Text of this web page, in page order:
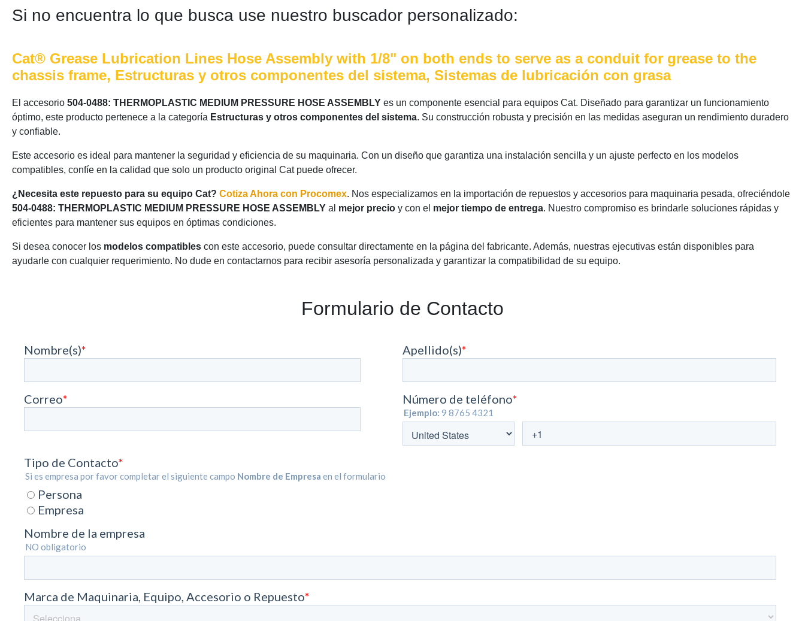
Si no encuentra lo que busca use nuestro buscador personalizado:
Cat® Grease Lubrication Lines Hose Assembly with 1/8" on both ends to serve as a conduit for grease to the
chassis frame, Estructuras y otros componentes del sistema, Sistemas de lubricación con grasa
El accesorio 504-0488: THERMOPLASTIC MEDIUM PRESSURE HOSE ASSEMBLY es un componente esencial para equipos Cat. Diseñado para garantizar un funcionamiento
óptimo, este producto pertenece a la categoría Estructuras y otros componentes del sistema. Su construcción robusta y precisión en las medidas aseguran un rendimiento duradero
y confiable.
Este accesorio es ideal para mantener la seguridad y eficiencia de su maquinaria. Con un diseño que garantiza una instalación sencilla y un ajuste perfecto en los modelos
compatibles, confíe en la calidad que solo un producto original Cat puede ofrecer.
¿Necesita este repuesto para su equipo Cat? Cotiza Ahora con Procomex. Nos especializamos en la importación de repuestos y accesorios para maquinaria pesada, ofreciéndole
504-0488: THERMOPLASTIC MEDIUM PRESSURE HOSE ASSEMBLY al mejor precio y con el mejor tiempo de entrega. Nuestro compromiso es brindarle soluciones rápidas y
eficientes para mantener sus equipos en óptimas condiciones.
Si desea conocer los modelos compatibles con este accesorio, puede consultar directamente en la página del fabricante. Además, nuestras ejecutivas están disponibles para
ayudarle con cualquier requerimiento. No dude en contactarnos para recibir asesoría personalizada y garantizar la compatibilidad de su equipo.
Formulario de Contacto